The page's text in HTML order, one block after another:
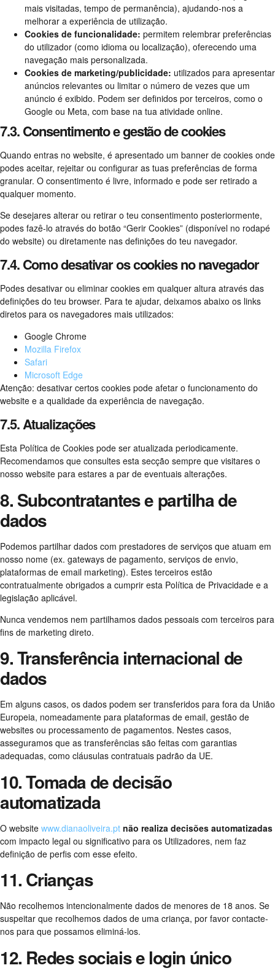
mais visitadas, tempo de permanência), ajudando-nos a
melhorar a experiência de utilização.
Cookies de funcionalidade: permitem relembrar preferências
do utilizador (como idioma ou localização), oferecendo uma
navegação mais personalizada.
Cookies de marketing/publicidade: utilizados para apresentar
anúncios relevantes ou limitar o número de vezes que um
anúncio é exibido. Podem ser definidos por terceiros, como o
Google ou Meta, com base na tua atividade online.
7.3. Consentimento e gestão de cookies
Quando entras no website, é apresentado um banner de cookies onde
podes aceitar, rejeitar ou configurar as tuas preferências de forma
granular. O consentimento é livre, informado e pode ser retirado a
qualquer momento.
Se desejares alterar ou retirar o teu consentimento posteriormente,
podes fazê-lo através do botão “Gerir Cookies” (disponível no rodapé
do website) ou diretamente nas definições do teu navegador.
7.4. Como desativar os cookies no navegador
Podes desativar ou eliminar cookies em qualquer altura através das
definições do teu browser. Para te ajudar, deixamos abaixo os links
diretos para os navegadores mais utilizados:
Google Chrome
Mozilla Firefox
Safari
Microsoft Edge
Atenção: desativar certos cookies pode afetar o funcionamento do
website e a qualidade da experiência de navegação.
7.5. Atualizações
Esta Política de Cookies pode ser atualizada periodicamente.
Recomendamos que consultes esta secção sempre que visitares o
nosso website para estares a par de eventuais alterações.
8. Subcontratantes e partilha de
dados
Podemos partilhar dados com prestadores de serviços que atuam em
nosso nome (ex. gateways de pagamento, serviços de envio,
plataformas de email marketing). Estes terceiros estão
contratualmente obrigados a cumprir esta Política de Privacidade e a
legislação aplicável.
Nunca vendemos nem partilhamos dados pessoais com terceiros para
fins de marketing direto.
9. Transferência internacional de
dados
Em alguns casos, os dados podem ser transferidos para fora da União
Europeia, nomeadamente para plataformas de email, gestão de
websites ou processamento de pagamentos. Nestes casos,
asseguramos que as transferências são feitas com garantias
adequadas, como cláusulas contratuais padrão da UE.
10. Tomada de decisão
automatizada
O website www.dianaoliveira.pt não realiza decisões automatizadas
com impacto legal ou significativo para os Utilizadores, nem faz
definição de perfis com esse efeito.
11. Crianças
Não recolhemos intencionalmente dados de menores de 18 anos. Se
suspeitar que recolhemos dados de uma criança, por favor contacte-
nos para que possamos eliminá-los.
12. Redes sociais e login único